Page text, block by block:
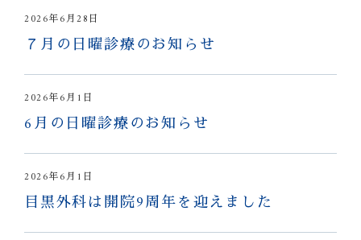
2026年6月28日
７月の日曜診療のお知らせ
2026年6月1日
6月の日曜診療のお知らせ
2026年6月1日
目黒外科は開院9周年を迎えました